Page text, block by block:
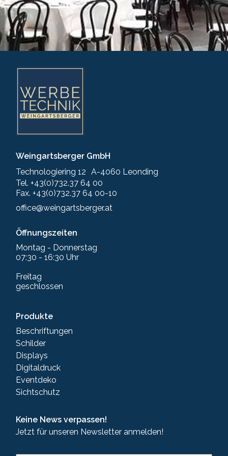
Weingartsberger GmbH
Technologiering 12 A-4060 Leonding
Tel. +43(0)732.37 64 00
Fax. +43(0)732.37 64 00-10
office@weingartsberger.at
Öffnungszeiten
Montag - Donnerstag
07:30 - 16:30 Uhr
Freitag
geschlossen
Produkte
Beschriftungen
Schilder
Displays
Digitaldruck
Eventdeko
Sichtschutz
Keine News verpassen!
Jetzt für unseren Newsletter anmelden!